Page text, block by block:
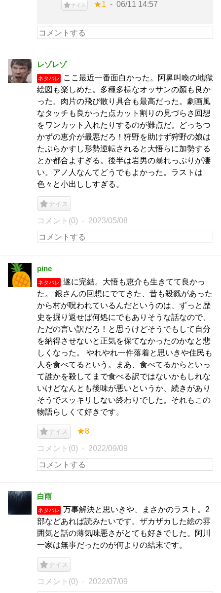
ナイス ★1 06/11 14:57
レゾレゾ
ネタバレ
ここ最近一番面白かった。阿鼻叫喚の地獄
絵図も楽しめた。多種多様なオッサンの顏も良か
った。肉片の飛び散り具合も最高だった。劇画風
なタッチも良かった点カット割りの見づらさ回想
をワンカット入れたりするのが難点だ。どっちつ
かずの恵介が最悪だろ！狩野を助けず狩野の娘は
たぶらかすし形勢逆転されると大悟らに加勢する
とか都合よすぎる。後半は岩男の暴れっぷりが凄
い。アノ人なんてどうでもよかった。ラストは
色々と小出ししすぎる。
ナイス
コメント(0) 2023/05/08
pine
ネタバレ
遂に完結。大悟も恵介も生きてて良かっ
た。 銀さんの回想にでてきた、昔も殺戮があった
から村が呪われているんだというのは、ずっと歴
史を掘り返せば何処にでもありそうな話なので、
ただの言い訳だろ！と思うけどそうでもして自分
を納得させないと正気を保てなかったのかなと悲
しくなった。 やれやれ一件落着と思いきや住民も
人を食べてるという。まあ、食べてるからといっ
て誰かを殺してまで食べる訳ではないかもしれな
いけどなんとも後味が悪いというか、続きがあり
そうでスッキリしない終わりでした。それもこの
物語らしくて好きです。
ナイス ★8
コメント(0) 2022/09/09
白雨
ネタバレ
万事解決と思いきや、まさかのラスト。2
部などあれば読みたいです。ザカザカした絵の雰
囲気と話の薄気味悪さがとても好きでした。阿川
一家は無事だったのが何よりの結末です。
ナイス
コメント(0) 2022/07/09